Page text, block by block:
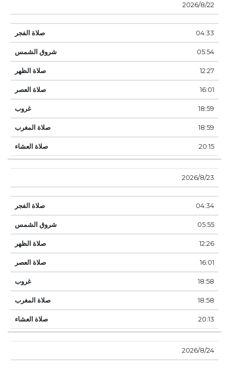
22‏‏/8‏‏/2026
04:33
05:54
12:27
16:01
18:59
18:59
20:15
23‏‏/8‏‏/2026
04:34
05:55
12:26
16:01
18:58
18:58
20:13
24‏‏/8‏‏/2026